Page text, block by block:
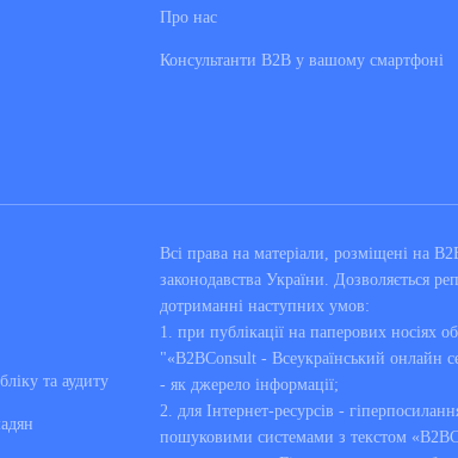
Про нас
Консультанти В2В у вашому смартфоні
та аудиту
Всі права на матеріали, розміщені на
законодавства України. Дозволяється
дотриманні наступних умов:
1. при публікації на паперових носіях
"«B2BConsult - Всеукраїнський онлайн
- як джерело інформації;
2. для Інтернет-ресурсів -
пошуковими системами з текстом